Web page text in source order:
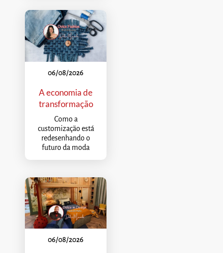
06/08/2026
A economia de
transformação
Como a
customização está
redesenhando o
futuro da moda
06/08/2026